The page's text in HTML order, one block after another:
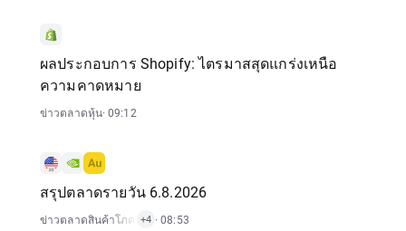
ผลประกอบการ Shopify: ไตรมาสสุดแกร่งเหนือ
ความคาดหมาย
ข่าวตลาดหุ้น· 09:12
สรุปตลาดรายวัน 6.8.2026
ข่าวตลาดสินค้าโภคภัณฑ์,ข่าวดัชนี
+4 · 08:53